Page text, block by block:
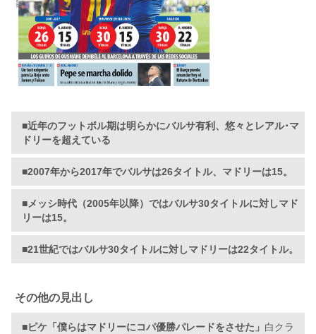
■近年のフットボル期は明らかにバルサ有利、悠々とレアル･マ
ドリーを超えている
■2007年から2017年でバルサは26タイトル、マドリーは15。
■メッシ時代（2005年以降）ではバルサ30タイトルに対しマド
リーは15。
■21世紀ではバルサ30タイトルに対しマドリーは22タイトル。
その他の見出し
■ピケ「僕らはマドリーにコパ優勝パレードをさせた」 白クラ